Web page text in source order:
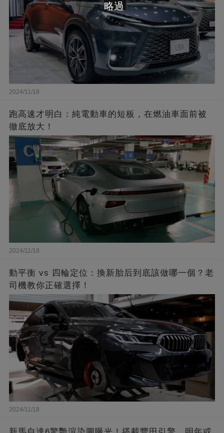
2024/11/18
跑高速才明白：純電動車的短板，在燃油車面前被
徹底放大！
2024/11/18
動平衡 vs 四輪定位：換新胎后到底該做哪一個？老
司機教你正確選擇！
2024/11/18
略過